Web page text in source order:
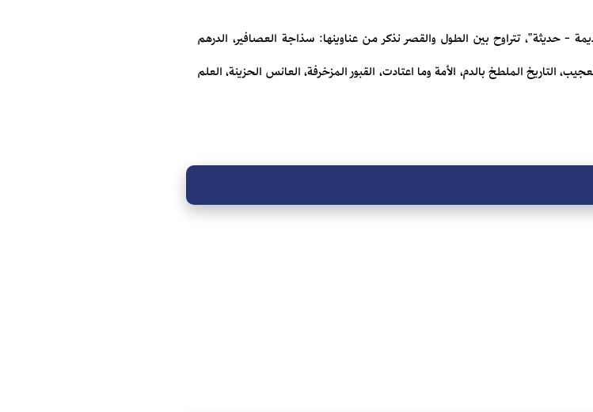
تتراوح بين الطول والقصر نذكر من عناوينها: سذاجة العصافير، الدرهم
التاريخ الملطخ بالدم، الأمة وما اعتادت، القبور المزخرفة، العانس الحزينة، العلم